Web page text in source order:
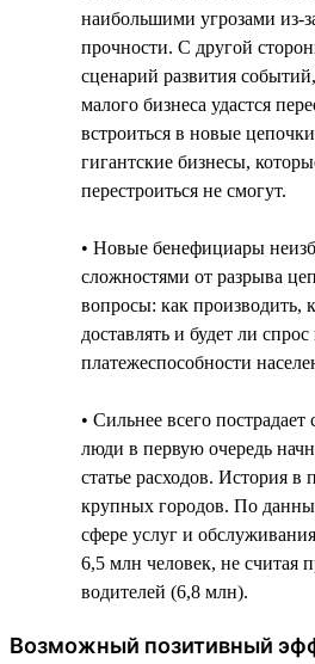
наибольшими угрозами из-
прочности. С другой
сценарий развития
малого бизнеса удастся
встроиться в новые
гигантские бизнесы,
перестроиться не смогут.
• Новые бенефициары
сложностями от разрыва
вопросы: как производить,
доставлять и будет ли
платежеспособности
• Сильнее всего пострадает
люди в первую очередь
статье расходов. История в
крупных городов. По
сфере услуг и
6,5 млн человек, не считая
водителей (6,8 млн).
Возможный позитивный